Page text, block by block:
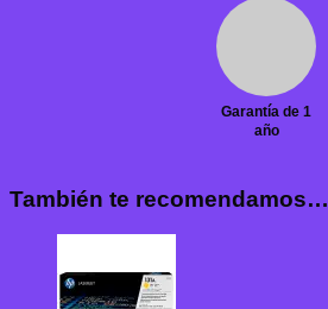
Garantía de 1
año
También te recomendamos…